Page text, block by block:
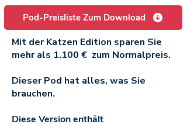
Pod-Preisliste Zum Download
Mit der Katzen Edition sparen Sie
mehr als 1.100 € zum Normalpreis.
Dieser Pod hat alles, was Sie
brauchen.
Diese Version enthält